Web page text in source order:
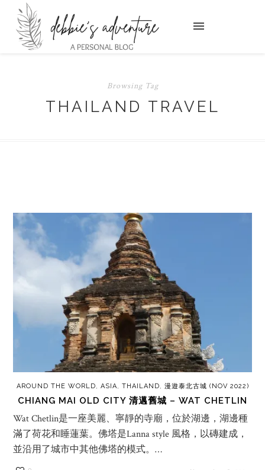
Browsing Tag
THAILAND TRAVEL
AROUND THE WORLD, ASIA, THAILAND, 漫遊泰北古城 (NOV 2022)
CHIANG MAI OLD CITY 清邁舊城 – WAT CHETLIN
Wat Chetlin是一座美麗、寧靜的寺廟，位於湖邊，湖邊種
滿了荷花和睡蓮葉。佛塔是Lanna style 風格，以磚建成，
並沿用了城市中其他佛塔的模式。…